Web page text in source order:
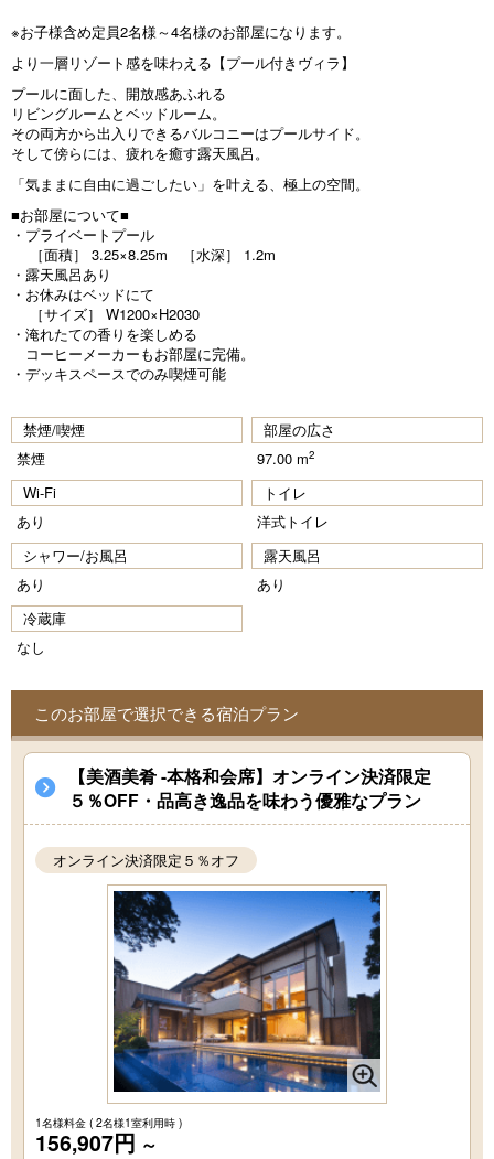
o
u
s
※お子様含め定員2名様～4名様のお部屋になります。
より一層リゾート感を味わえる【プール付きヴィラ】
プールに面した、開放感あふれる
リビングルームとベッドルーム。
その両方から出入りできるバルコニーはプールサイド。
そして傍らには、疲れを癒す露天風呂。
「気ままに自由に過ごしたい」を叶える、極上の空間。
■お部屋について■
・プライベートプール
［面積］ 3.25×8.25m ［水深］ 1.2m
・露天風呂あり
・お休みはベッドにて
［サイズ］ W1200×H2030
・淹れたての香りを楽しめる
コーヒーメーカーもお部屋に完備。
・デッキスペースでのみ喫煙可能
禁煙/喫煙
禁煙
部屋の広さ
97.00 m2
Wi-Fi
あり
トイレ
洋式トイレ
シャワー/お風呂
あり
露天風呂
あり
冷蔵庫
なし
このお部屋で選択できる宿泊プラン
【美酒美肴 -本格和会席】オンライン決済限定
５％OFF・品高き逸品を味わう優雅なプラン
オンライン決済限定５％オフ
1名様料金 ( 2名様1室利用時 )
156,907円 ～